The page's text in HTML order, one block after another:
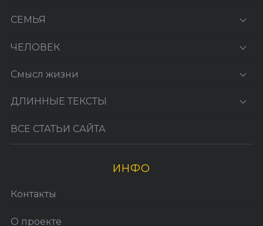
СЕМЬЯ
ЧЕЛОВЕК
Смысл жизни
ДЛИННЫЕ ТЕКСТЫ
ВСЕ СТАТЬИ САЙТА
ИНФО
Контакты
О проекте